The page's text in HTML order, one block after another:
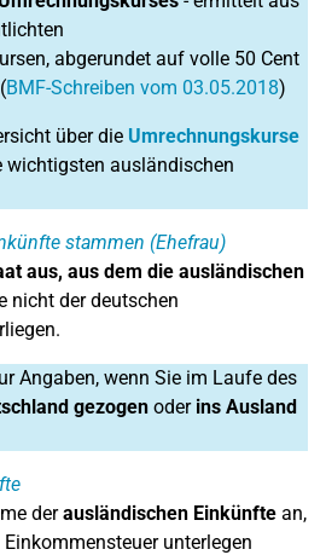
abgerundet auf volle 50 Cent
BMF-Schreiben vom 03.05.2018)
über die Umrechnungskurse
wichtigsten ausländischen
stammen (Ehefrau)
aus, aus dem die ausländischen
nicht der deutschen
Angaben, wenn Sie im Laufe des
gezogen oderins Ausland
derausländischen Einkünfte an,
unterlegen